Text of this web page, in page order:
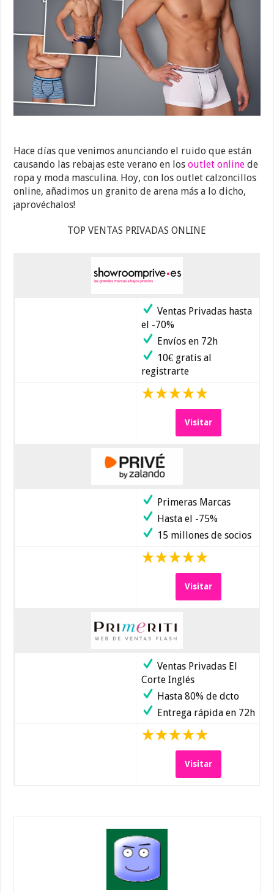
Hace días que venimos anunciando el ruido que están
causando las rebajas este verano en losoutlet online de
ropa y moda masculina. Hoy, con los outlet calzoncillos
online, añadimos un granito de arena más a lo dicho,
¡aprovéchalos!
TOP VENTAS PRIVADAS ONLINE
Ventas Privadas hasta
el -70%
Envíos en 72h
10€ gratis al
registrarte
Visitar
Primeras Marcas
Hasta el -75%
15 millones de socios
Visitar
Ventas Privadas El
Corte Inglés
Hasta 80% de dcto
Entrega rápida en 72h
Visitar